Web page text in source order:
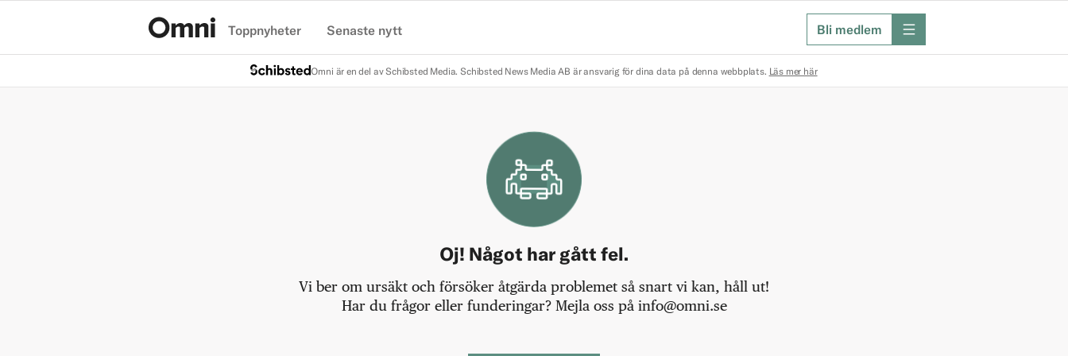
Toppnyheter Senaste nytt Bli medlem meny
Omni är en del av Schibsted Media. Schibsted News Media AB är ansvarig för dina data på denna webbplats. Läs mer här
Oj! Något har gått fel.
Vi ber om ursäkt och försöker åtgärda problemet så snart vi kan, håll ut!
Har du frågor eller funderingar? Mejla oss på info@omni.se